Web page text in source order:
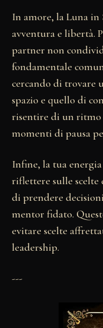
In amore, la Luna
avventura e libertà.
partner non
fondamentale
cercando di trovare
spazio e quello di
risentire di un
momenti di pausa
Infine, la tua
riflettere sulle scelte
di prendere
mentor fidato.
evitare scelte
leadership.
---